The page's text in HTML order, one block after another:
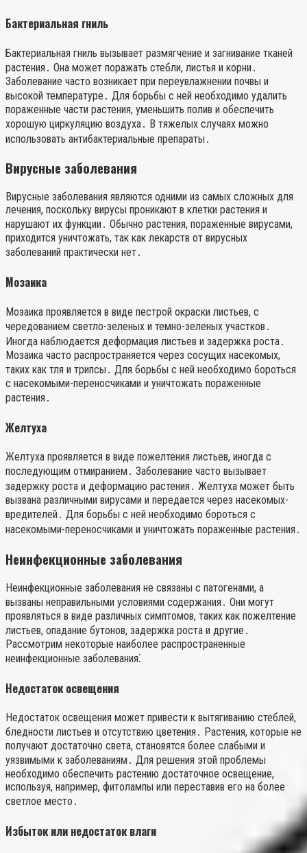
Бактериальная гниль
Бактериальная гниль вызывает размягчение и загнивание тканей
растения․ Она может поражать стебли, листья и корни․
Заболевание часто возникает при переувлажнении почвы и
высокой температуре․ Для борьбы с ней необходимо удалить
пораженные части растения, уменьшить полив и обеспечить
хорошую циркуляцию воздуха․ В тяжелых случаях можно
использовать антибактериальные препараты․
Вирусные заболевания
Вирусные заболевания являются одними из самых сложных для
лечения, поскольку вирусы проникают в клетки растения и
нарушают их функции․ Обычно растения, пораженные вирусами,
приходится уничтожать, так как лекарств от вирусных
заболеваний практически нет․
Мозаика
Мозаика проявляется в виде пестрой окраски листьев, с
чередованием светло-зеленых и темно-зеленых участков․
Иногда наблюдается деформация листьев и задержка роста․
Мозаика часто распространяется через сосущих насекомых,
таких как тля и трипсы․ Для борьбы с ней необходимо бороться
с насекомыми-переносчиками и уничтожать пораженные
растения․
Желтуха
Желтуха проявляется в виде пожелтения листьев, иногда с
последующим отмиранием․ Заболевание часто вызывает
задержку роста и деформацию растения․ Желтуха может быть
вызвана различными вирусами и передается через насекомых-
вредителей․ Для борьбы с ней необходимо бороться с
насекомыми-переносчиками и уничтожать пораженные растения․
Неинфекционные заболевания
Неинфекционные заболевания не связаны с патогенами, а
вызваны неправильными условиями содержания․ Они могут
проявляться в виде различных симптомов, таких как пожелтение
листьев, опадание бутонов, задержка роста и другие․
Рассмотрим некоторые наиболее распространенные
неинфекционные заболевания⁚
Недостаток освещения
Недостаток освещения может привести к вытягиванию стеблей,
бледности листьев и отсутствию цветения․ Растения, которые не
получают достаточно света, становятся более слабыми и
уязвимыми к заболеваниям․ Для решения этой проблемы
необходимо обеспечить растению достаточное освещение,
используя, например, фитолампы или переставив его на более
светлое место․
Избыток или недостаток влаги